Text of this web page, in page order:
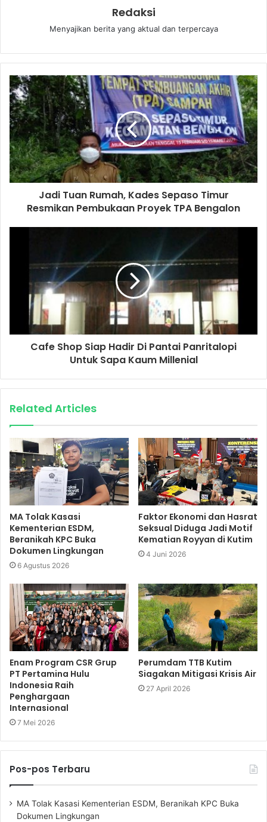
Redaksi
Menyajikan berita yang aktual dan terpercaya
Jadi Tuan Rumah, Kades Sepaso Timur
Resmikan Pembukaan Proyek TPA Bengalon
Cafe Shop Siap Hadir Di Pantai Panritalopi
Untuk Sapa Kaum Millenial
Related Articles
MA Tolak Kasasi
Kementerian ESDM,
Beranikah KPC Buka
Dokumen Lingkungan
6 Agustus 2026
Faktor Ekonomi dan Hasrat
Seksual Diduga Jadi Motif
Kematian Royyan di Kutim
4 Juni 2026
Enam Program CSR Grup
PT Pertamina Hulu
Indonesia Raih
Penghargaan
Internasional
7 Mei 2026
Perumdam TTB Kutim
Siagakan Mitigasi Krisis Air
27 April 2026
Pos-pos Terbaru
MA Tolak Kasasi Kementerian ESDM, Beranikah KPC Buka
Dokumen Lingkungan